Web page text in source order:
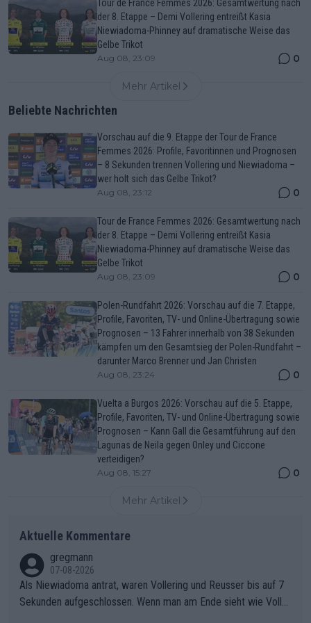
Tour de France Femmes 2026: Gesamtwertung nach
der 8. Etappe – Demi Vollering entreißt Kasia
Niewiadoma-Phinney auf dramatische Weise das
Gelbe Trikot
Aug 08, 23:09 0
Mehr Artikel
Beliebte Nachrichten
Vorschau auf die 9. Etappe der Tour de France
Femmes 2026: Profile, Favoritinnen und Prognosen
– 8 Sekunden trennen Vollering und Niewiadoma –
wer holt sich das Gelbe Trikot?
Aug 08, 23:12 0
Tour de France Femmes 2026: Gesamtwertung nach
der 8. Etappe – Demi Vollering entreißt Kasia
Niewiadoma-Phinney auf dramatische Weise das
Gelbe Trikot
Aug 08, 23:09 0
Polen-Rundfahrt 2026: Vorschau auf die 7. Etappe,
Profile, Favoriten, TV- und Online-Übertragung sowie
Prognosen – 13 Fahrer innerhalb von 38 Sekunden
kämpfen um den Gesamtsieg der Polen-Rundfahrt –
darunter Marco Brenner und Jan Christen
Aug 08, 23:24 0
Vuelta a Burgos 2026: Vorschau auf die 5. Etappe,
Profile, Favoriten, TV- und Online-Übertragung sowie
Prognosen – Kann Gall die Gesamtführung auf den
Lagunas de Neila gegen Onley und Ciccone
verteidigen?
Aug 08, 15:27 0
Mehr Artikel
Aktuelle Kommentare
gregmann
07-08-2026
Als Niewiadoma antrat, waren Vollering und Reusser bis auf 7
Sekunden aufgeschlossen. Wenn man am Ende sieht wie Voller